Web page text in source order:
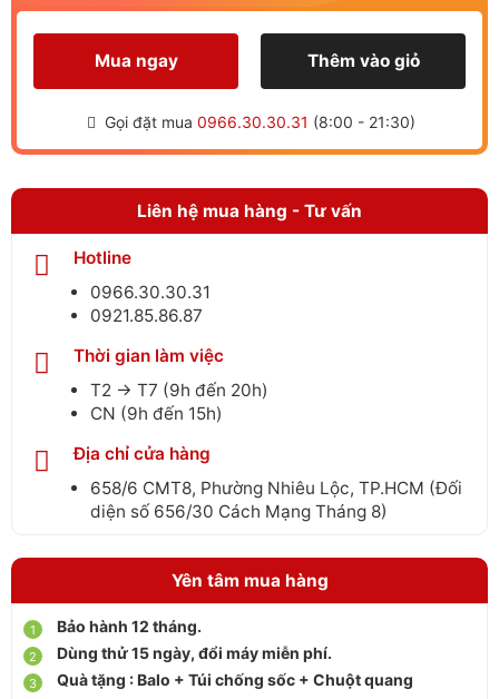
Mua ngay Thêm vào giỏ
Gọi đặt mua 0966.30.30.31 (8:00 - 21:30)
Liên hệ mua hàng - Tư vấn
Hotline
0966.30.30.31
0921.85.86.87
Thời gian làm việc
T2 → T7 (9h đến 20h)
CN (9h đến 15h)
Địa chỉ cửa hàng
658/6 CMT8, Phường Nhiêu Lộc, TP.HCM (Đối
diện số 656/30 Cách Mạng Tháng 8)
Yên tâm mua hàng
Bảo hành 12 tháng.
Dùng thử 15 ngày, đổi máy miễn phí.
Quà tặng : Balo + Túi chống sốc + Chuột quang